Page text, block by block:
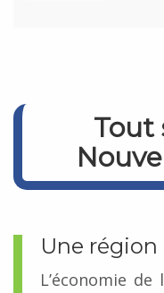
Tout
Une
L’économie